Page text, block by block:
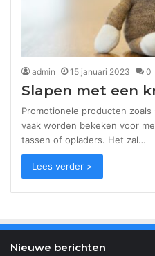
admin 15 januari 2023 0
Slapen met een
Promotionele producten
vaak worden bekeken voor
tassen of opladers. Het zal…
Lees verder >
Nieuwe berichten